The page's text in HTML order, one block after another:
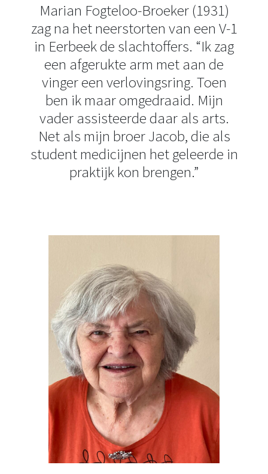
Marian Fogteloo-Broeker (1931)
zag na het neerstorten van een V-1
in Eerbeek de slachtoffers. “Ik zag
een afgerukte arm met aan de
vinger een verlovingsring. Toen
ben ik maar omgedraaid. Mijn
vader assisteerde daar als arts.
Net als mijn broer Jacob, die als
student medicijnen het geleerde in
praktijk kon brengen.”